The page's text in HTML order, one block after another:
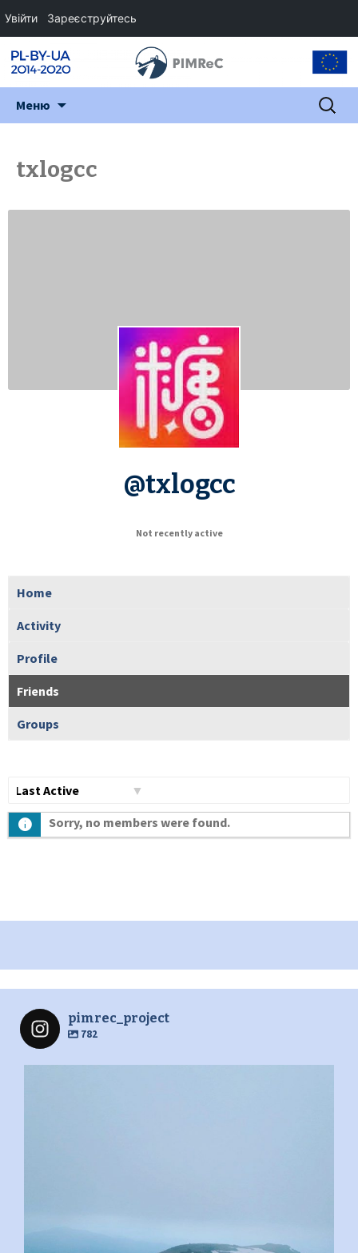
Меню Пошук:
txlogcc
@txlogcc
Not recently active
Home
Activity
Profile
Friends
Groups
Sorry, no members were found.
pimrec_project
782
Увійти Зареєструйтесь